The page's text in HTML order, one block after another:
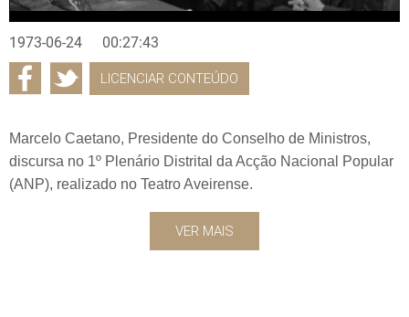
1973-06-24 00:27:43
LICENCIAR CONTEÚDO
Marcelo Caetano, Presidente do Conselho de Ministros,
discursa no 1º Plenário Distrital da Acção Nacional Popular
(ANP), realizado no Teatro Aveirense.
VER MAIS